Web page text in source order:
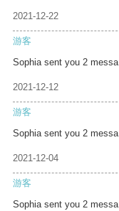
2021-12-22
游客
Sophia sent you 2 messa
2021-12-12
游客
Sophia sent you 2 messa
2021-12-04
游客
Sophia sent you 2 messa